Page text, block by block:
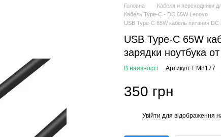
Головна Кабеля и переходники
Кабель Type-C - DC 65W Lenovo
USB Type-C 65W кабель питания
USB Type-C 65W
зарядки ноутбука
В наявності Артикул: EM8177
350 грн
Увійти для відображення